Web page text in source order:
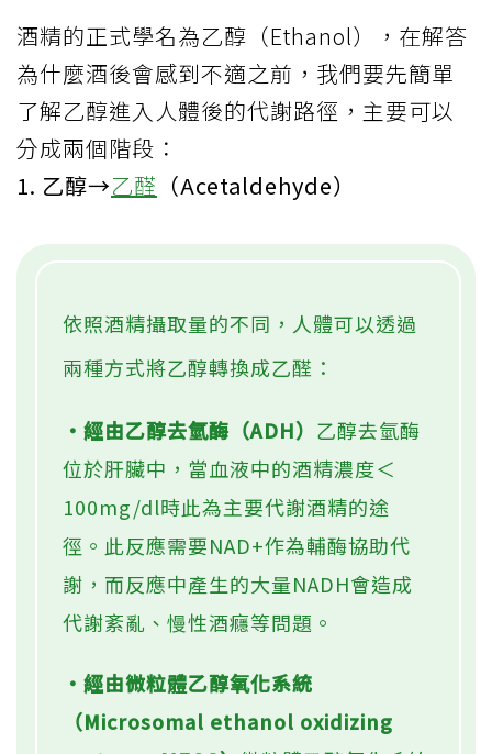
酒精的正式學名為乙醇（Ethanol），在解答
為什麼酒後會感到不適之前，我們要先簡單
了解乙醇進入人體後的代謝路徑，主要可以
分成兩個階段：
1. 乙醇→乙醛 （Acetaldehyde）
依照酒精攝取量的不同，人體可以透過
兩種方式將乙醇轉換成乙醛：
‧經由乙醇去氫酶（ADH） 乙醇去氫酶
位於肝臟中，當血液中的酒精濃度＜
100mg/dl時此為主要代謝酒精的途
徑。此反應需要NAD+作為輔酶協助代
謝，而反應中產生的大量NADH會造成
代謝紊亂、慢性酒癮等問題。
‧經由微粒體乙醇氧化系統
（Microsomal ethanol oxidizing